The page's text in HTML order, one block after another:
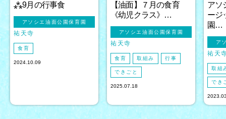
⁂9月の行事食
アソシエ油面公園保育園
祐天寺
食育
2024.10.09
【油面】７月の食育
《幼児クラス》…
アソシエ油面公園保育園
祐天寺
食育 取組み 行事
できごと
2025.07.18
アソ
ージ
園…
ア
祐天
取組
でき